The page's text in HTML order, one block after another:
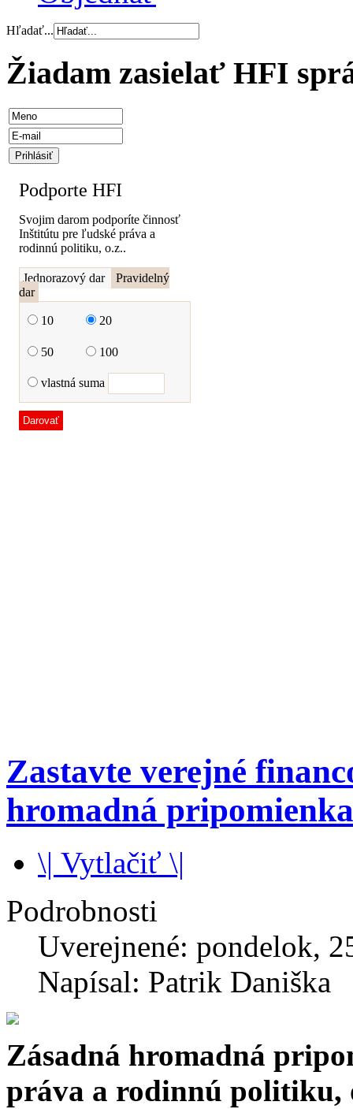
Hľadať...
Žiadam zasielať HFI
Zastavte verejné
hromadná pripomienka
\| Vytlačiť \|
Podrobnosti
Uverejnené: pondelok,
Napísal: Patrik Daniška
Zásadná hromadná
práva a rodinnú politiku,